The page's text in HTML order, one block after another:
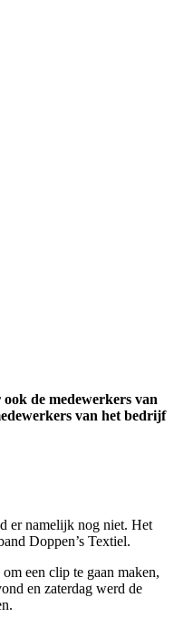
de medewerkers van
van het bedrijf
er namelijk nog niet. Het
Doppen’s Textiel.
een clip te gaan maken,
en zaterdag werd de